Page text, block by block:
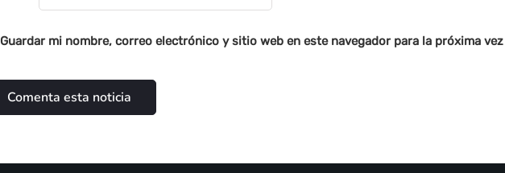
Guardar mi nombre, correo electrónico y sitio web en este navegador para la próxima